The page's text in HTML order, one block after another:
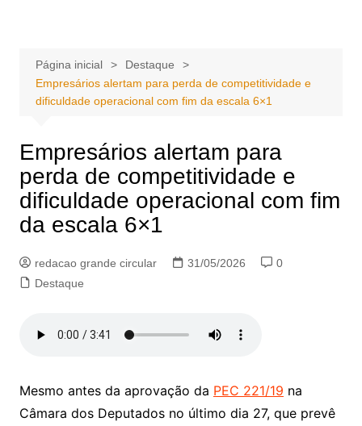
conteúdoPágina inicial
Destaque
Empresários alertam para perda de competitividade e
dificuldade operacional com fim da escala 6×1
Empresários alertam para
perda de competitividade e
dificuldade operacional com fim
da escala 6×1
redacao grande circular 31/05/2026
0
Destaque
Mesmo antes da aprovação da PEC 221/19 na
Câmara dos Deputados no último dia 27, que prevê